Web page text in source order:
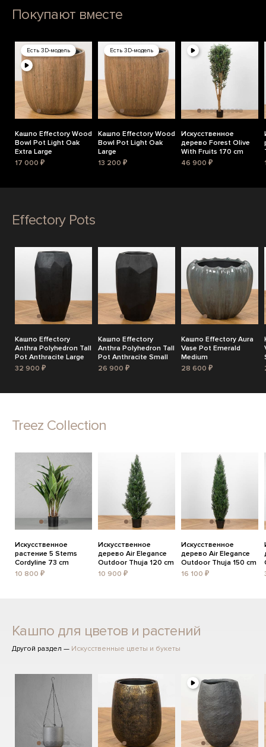
Покупают вместе
Есть 3D-модель
Кашпо Effectory Wood
Bowl Pot Light Oak
Extra Large
17 000 ₽
Есть 3D-модель
Кашпо Effectory Wood
Bowl Pot Light Oak
Large
13 200 ₽
Искусственное
дерево Forest Olive
With Fruits 170 cm
46 900 ₽
Effectory Pots
Кашпо Effectory
Anthra Polyhedron Tall
Pot Anthracite Large
32 900 ₽
Кашпо Effectory
Anthra Polyhedron Tall
Pot Anthracite Small
26 900 ₽
Кашпо Effectory Aura
Vase Pot Emerald
Medium
28 600 ₽
Treez Collection
Искусственное
растение 5 Stems
Cordyline 73 cm
10 800 ₽
Искусственное
дерево Air Elegance
Outdoor Thuja 120 cm
10 900 ₽
Искусственное
дерево Air Elegance
Outdoor Thuja 150 cm
16 100 ₽
Кашпо для цветов и растений
Другой раздел — Искусственные цветы и букеты